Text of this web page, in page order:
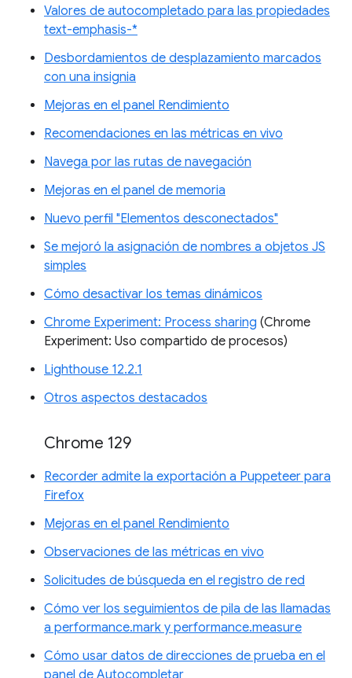
Valores de autocompletado para las propiedades
text-emphasis-*
Desbordamientos de desplazamiento marcados
con una insignia
Mejoras en el panel Rendimiento
Recomendaciones en las métricas en vivo
Navega por las rutas de navegación
Mejoras en el panel de memoria
Nuevo perfil "Elementos desconectados"
Se mejoró la asignación de nombres a objetos JS
simples
Cómo desactivar los temas dinámicos
Chrome Experiment: Process sharing (Chrome
Experiment: Uso compartido de procesos)
Lighthouse 12.2.1
Otros aspectos destacados
Chrome 129
Recorder admite la exportación a Puppeteer para
Firefox
Mejoras en el panel Rendimiento
Observaciones de las métricas en vivo
Solicitudes de búsqueda en el registro de red
Cómo ver los seguimientos de pila de las llamadas
a performance.mark y performance.measure
Cómo usar datos de direcciones de prueba en el
panel de Autocompletar